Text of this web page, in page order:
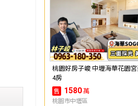
桃園好房子峻 中壢海華花園
4房
售 1580 萬
桃園市中壢區